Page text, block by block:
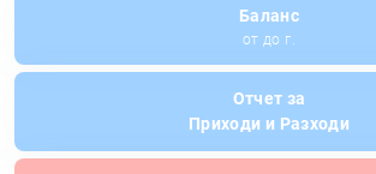
Баланс
от до г.
Отчет за
Приходи и Разходи